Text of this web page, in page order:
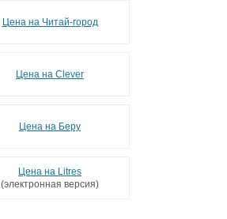
Цена на Читай-город
Цена на Clever
Цена на Беру
Цена на Litres
(электронная версия)